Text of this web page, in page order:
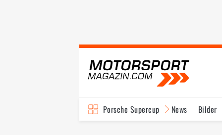
Porsche Supercup News Bilder